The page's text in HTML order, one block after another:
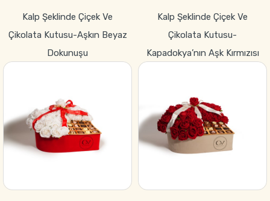
Kalp Şeklinde Çiçek Ve
Çikolata Kutusu-Aşkın Beyaz
Dokunuşu
Kalp Şeklinde Çiçek Ve
Çikolata Kutusu-
Kapadokya’nın Aşk Kırmızısı